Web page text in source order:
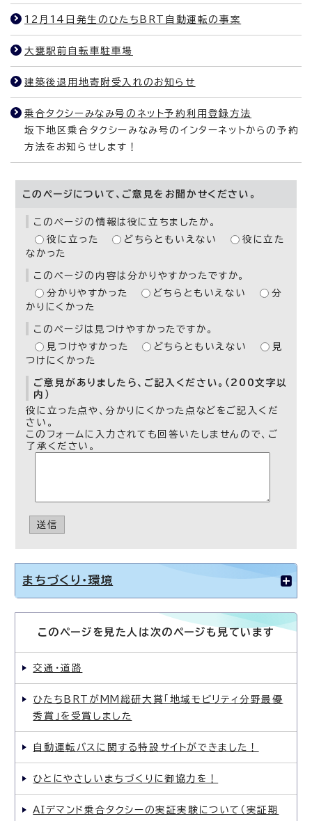
12月14日発生のひたちBRT自動運転の事案
大甕駅前自転車駐車場
建築後退用地寄附受入れのお知らせ
乗合タクシーみなみ号のネット予約利用登録方法
坂下地区乗合タクシーみなみ号のインターネットからの予約
方法をお知らせします！
このページについて、ご意見をお聞かせください。
このページの情報は役に立ちましたか。
役に立った
どちらともいえない
役に立た
なかった
このページの内容は分かりやすかったですか。
分かりやすかった
どちらともいえない
分
かりにくかった
このページは見つけやすかったですか。
見つけやすかった
どちらともいえない
見
つけにくかった
ご意見がありましたら、ご記入ください。（200文字以
内）
役に立った点や、分かりにくかった点などをご記入くだ
さい。
このフォームに入力されても回答いたしませんので、ご
了承ください。
送信
まちづくり・環境
このページを見た人は次のページも見ています
交通・道路
ひたちBRTがMM総研大賞「地域モビリティ分野最優
秀賞」を受賞しました
自動運転バスに関する特設サイトができました！
ひとにやさしいまちづくりに御協力を！
AIデマンド乗合タクシーの実証実験について（実証期